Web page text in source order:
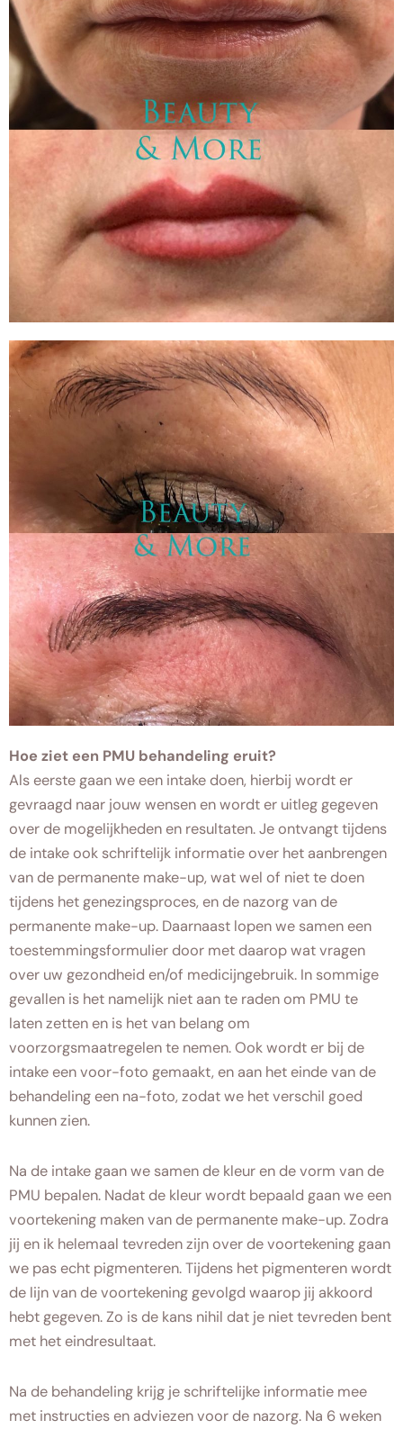
Hoe ziet een PMU behandeling eruit?
Als eerste gaan we een intake doen, hierbij wordt er
gevraagd naar jouw wensen en wordt er uitleg gegeven
over de mogelijkheden en resultaten. Je ontvangt tijdens
de intake ook schriftelijk informatie over het aanbrengen
van de permanente make-up, wat wel of niet te doen
tijdens het genezingsproces, en de nazorg van de
permanente make-up. Daarnaast lopen we samen een
toestemmingsformulier door met daarop wat vragen
over uw gezondheid en/of medicijngebruik. In sommige
gevallen is het namelijk niet aan te raden om PMU te
laten zetten en is het van belang om
voorzorgsmaatregelen te nemen. Ook wordt er bij de
intake een voor-foto gemaakt, en aan het einde van de
behandeling een na-foto, zodat we het verschil goed
kunnen zien.
Na de intake gaan we samen de kleur en de vorm van de
PMU bepalen. Nadat de kleur wordt bepaald gaan we een
voortekening maken van de permanente make-up. Zodra
jij en ik helemaal tevreden zijn over de voortekening gaan
we pas echt pigmenteren. Tijdens het pigmenteren wordt
de lijn van de voortekening gevolgd waarop jij akkoord
hebt gegeven. Zo is de kans nihil dat je niet tevreden bent
met het eindresultaat.
Na de behandeling krijg je schriftelijke informatie mee
met instructies en adviezen voor de nazorg. Na 6 weken